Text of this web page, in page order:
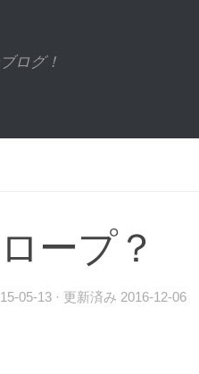
ログ！
ープ？
05-13 · 更新済み 2016-12-06